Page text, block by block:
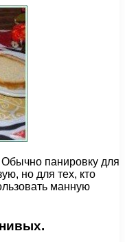
панировку для
но для тех, кто
манную